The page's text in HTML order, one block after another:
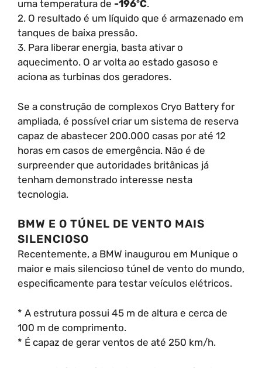
uma temperatura de -196ºC.
2. O resultado é um líquido que é armazenado em
tanques de baixa pressão.
3. Para liberar energia, basta ativar o
aquecimento. O ar volta ao estado gasoso e
aciona as turbinas dos geradores.
Se a construção de complexos Cryo Battery for
ampliada, é possível criar um sistema de reserva
capaz de abastecer 200.000 casas por até 12
horas em casos de emergência. Não é de
surpreender que autoridades britânicas já
tenham demonstrado interesse nesta
tecnologia.
BMW E O TÚNEL DE VENTO MAIS
SILENCIOSO
Recentemente, a BMW inaugurou em Munique o
maior e mais silencioso túnel de vento do mundo,
especificamente para testar veículos elétricos.
* A estrutura possui 45 m de altura e cerca de
100 m de comprimento.
* É capaz de gerar ventos de até 250 km/h.